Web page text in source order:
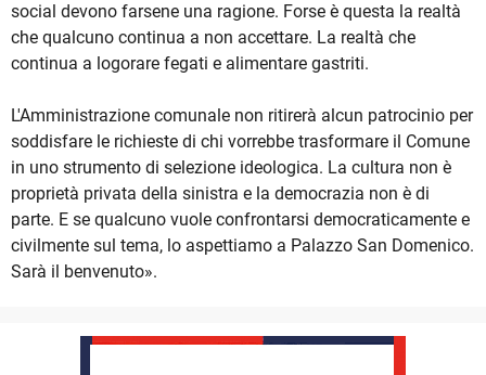
social devono farsene una ragione. Forse è questa la realtà
che qualcuno continua a non accettare. La realtà che
continua a logorare fegati e alimentare gastriti.
L'Amministrazione comunale non ritirerà alcun patrocinio per
soddisfare le richieste di chi vorrebbe trasformare il Comune
in uno strumento di selezione ideologica. La cultura non è
proprietà privata della sinistra e la democrazia non è di
parte. E se qualcuno vuole confrontarsi democraticamente e
civilmente sul tema, lo aspettiamo a Palazzo San Domenico.
Sarà il benvenuto».